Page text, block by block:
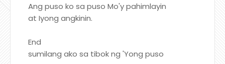
Ang puso ko sa puso Mo'y pahimlayin
at Iyong angkinin.
End
sumilang ako sa tibok ng 'Yong puso